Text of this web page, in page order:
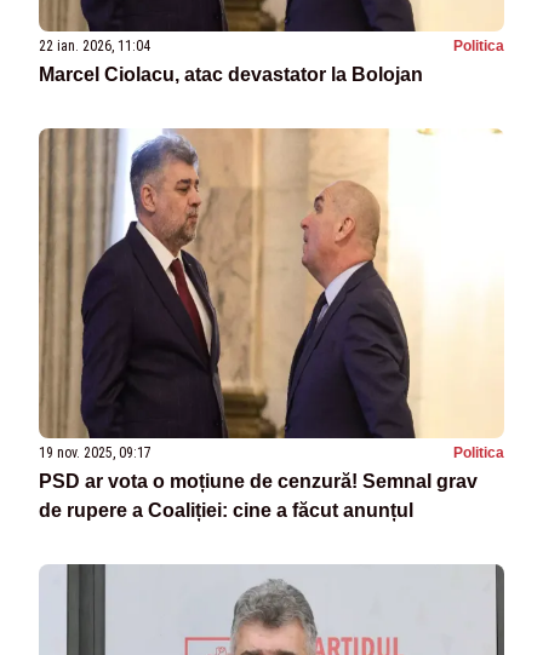
22 ian. 2026, 11:04 Politica
Marcel Ciolacu, atac devastator la Bolojan
19 nov. 2025, 09:17 Politica
PSD ar vota o moțiune de cenzură! Semnal grav
de rupere a Coaliției: cine a făcut anunțul